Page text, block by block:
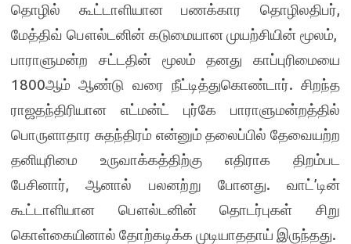
தொழில் கூட்டாளியான பணக்கார தொழிலதிபர்,
மேத்திவ் பௌல்டனின் கடுமையான முயற்சியின் மூலம்,
பாராளுமன்ற சட்டதின் மூலம் தனது காப்புரிமையை
1800ஆம் ஆண்டு வரை நீட்டித்துகொண்டார். சிறந்த
ராஜதந்திரியான எட்மன்ட் புர்கே பாராளுமன்றத்தில்
பொருளாதார சுதந்திரம் என்னும் தலைப்பில் தேவையற்ற
தனியுரிமை உருவாக்கத்திற்கு எதிராக திறம்பட
பேசினார், ஆனால் பலனற்று போனது. வாட்’டின்
கூட்டாளியான பௌல்டனின் தொடர்புகள் சிறு
கொள்கையினால் தோற்கடிக்க முடியாததாய் இருந்தது.